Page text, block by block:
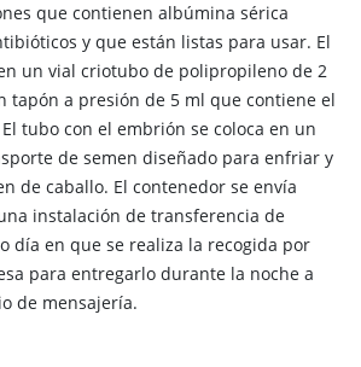
que contienen albúmina sérica
y que están listas para usar. El
un vial criotubo de polipropileno de 2
tapón a presión de 5 ml que contiene el
tubo con el embrión se coloca en un
de semen diseñado para enfriar y
de caballo. El contenedor se envía
instalación de transferencia de
día en que se realiza la recogida por
para entregarlo durante la noche a
de mensajería.